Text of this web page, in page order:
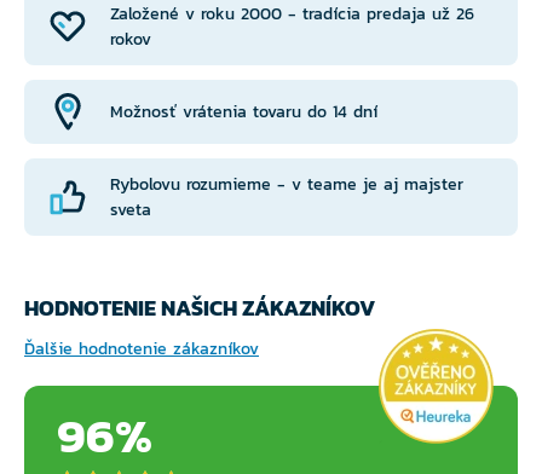
Založené v roku 2000 - tradícia predaja už 26
rokov
Možnosť vrátenia tovaru do 14 dní
Rybolovu rozumieme - v teame je aj majster
sveta
HODNOTENIE NAŠICH ZÁKAZNÍKOV
Ďalšie hodnotenie zákazníkov
96%